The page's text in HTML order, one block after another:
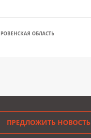
РОВЕНСКАЯ ОБЛАСТЬ
ПРЕДЛОЖИТЬ НОВОСТЬ